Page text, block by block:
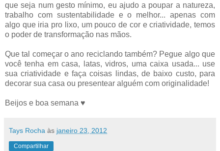
que seja num gesto mínimo, eu ajudo a poupar a natureza,
trabalho com sustentabilidade e o melhor... apenas com
algo que iria pro lixo, um pouco de cor e criatividade, temos
o poder de transformação nas mãos.
Que tal começar o ano reciclando também? Pegue algo que
você tenha em casa, latas, vidros, uma caixa usada... use
sua criatividade e faça coisas lindas, de baixo custo, para
decorar sua casa ou presentear alguém com originalidade!
Beijos e boa semana ♥
Tays Rocha às janeiro 23, 2012
Compartilhar